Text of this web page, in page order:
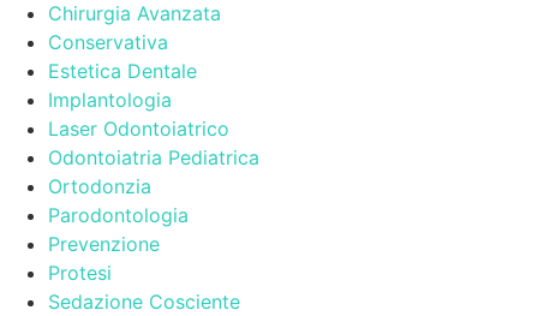
Chirurgia Avanzata
Conservativa
Estetica Dentale
Implantologia
Laser Odontoiatrico
Odontoiatria Pediatrica
Ortodonzia
Parodontologia
Prevenzione
Protesi
Sedazione Cosciente